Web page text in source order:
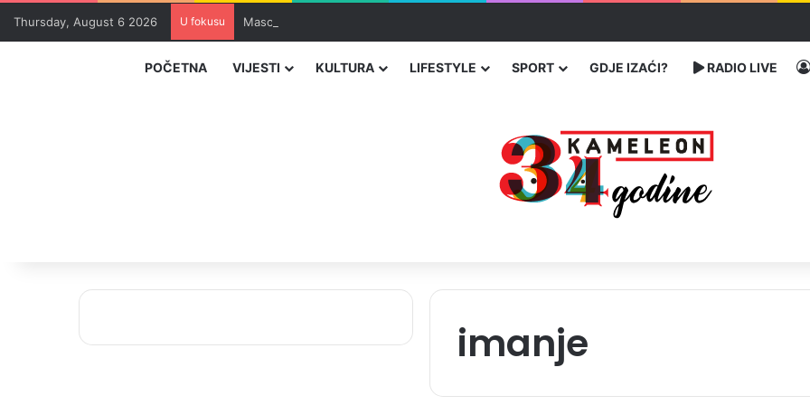
Thursday, August 6 2026 U fokusu Masovna epidemija parazita u SAD-u: Više od 25.000 zaraženih
POČETNA VIJESTI KULTURA LIFESTYLE SPORT GDJE IZAĆI? RADIO LIVE
imanje